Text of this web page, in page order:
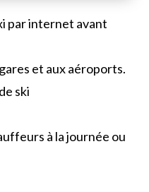
par internet avant
et aux aéroports.
ski
à la journée ou